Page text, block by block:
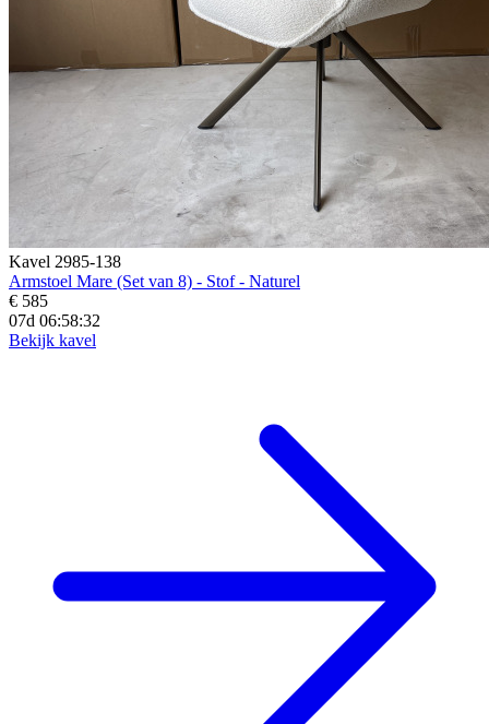
Kavel 2985-138
Armstoel Mare (Set van 8) - Stof - Naturel
€ 585
07d 06:58:31
Bekijk kavel